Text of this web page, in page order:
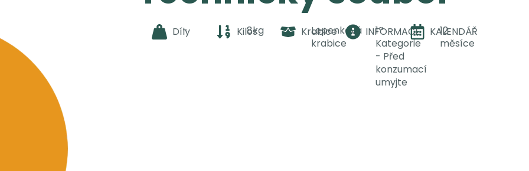
Díly
- Kilos
8kg Krabice
Lepenková
krabice
INFORMACE
1ª
Kategorie
- Před
konzumací
umyjte
KALENDÁŘ
12
měsíce